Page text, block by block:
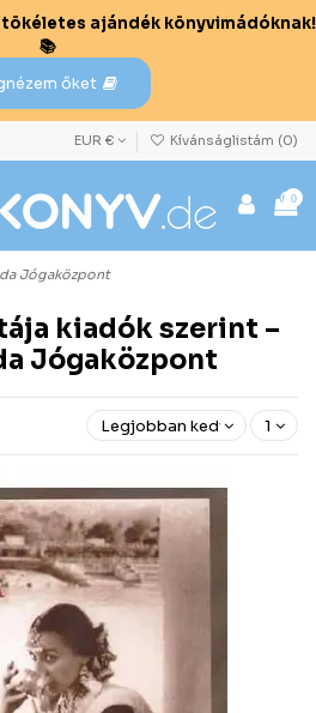
ajándék könyvimádóknak!
📚
őket
EUR € Kívánságlistám (0)
0
Jógaközpont
kiadók szerint –
Jógaközpont
Legjobban kedvelt előre
1